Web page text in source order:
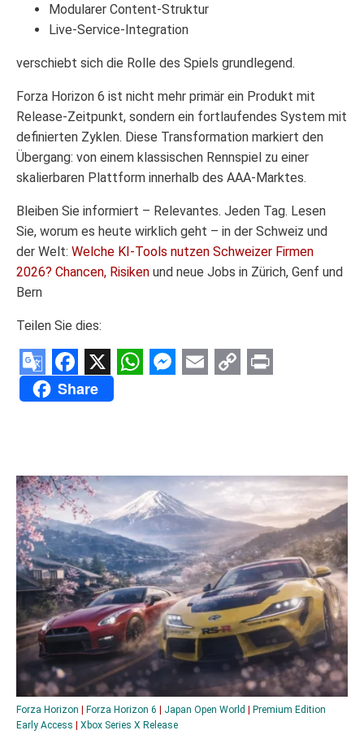
Modularer Content-Struktur
Live-Service-Integration
verschiebt sich die Rolle des Spiels grundlegend.
Forza Horizon 6 ist nicht mehr primär ein Produkt mit
Release-Zeitpunkt, sondern ein fortlaufendes System mit
definierten Zyklen. Diese Transformation markiert den
Übergang: von einem klassischen Rennspiel zu einer
skalierbaren Plattform innerhalb des AAA-Marktes.
Bleiben Sie informiert – Relevantes. Jeden Tag. Lesen
Sie, worum es heute wirklich geht – in der Schweiz und
der Welt: Welche KI-Tools nutzen Schweizer Firmen
2026? Chancen, Risiken und neue Jobs in Zürich, Genf und
Bern
Teilen Sie dies:
GoogleFacebook
X
Share
Forza Horizon Forza Horizon 6 Japan Open World
Premium Edition
Early Access
Xbox Series X Release